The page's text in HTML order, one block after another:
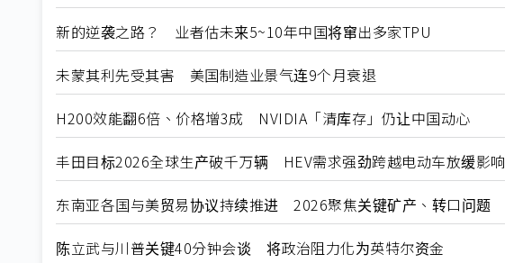
新的逆袭之路？ 业者估未来5~10年中国将窜出多家TPU
未蒙其利先受其害 美国制造业景气连9个月衰退
H200效能翻6倍、价格增3成 NVIDIA「清库存」仍让中国动心
丰田目标2026全球生产破千万辆 HEV需求强劲跨越电动车放缓影响
东南亚各国与美贸易协议持续推进 2026聚焦关键矿产、转口问题
陈立武与川普关键40分钟会谈 将政治阻力化为英特尔资金